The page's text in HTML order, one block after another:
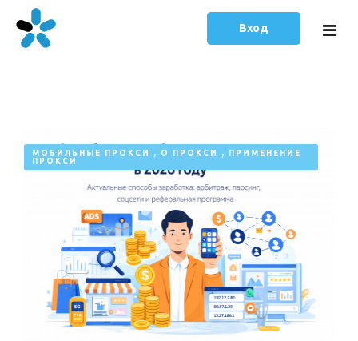
Тарифы
Русский
English
Вход
МОБИЛЬНЫЕ ПРОКСИ , О ПРОКСИ ,
ПРИМЕНЕНИЕ
ПРОКСИ